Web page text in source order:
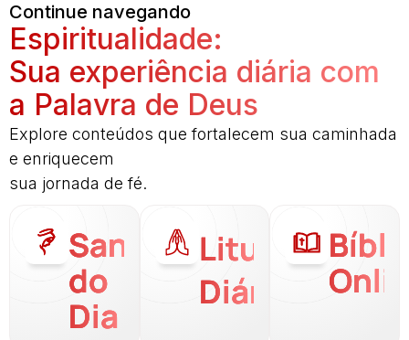
Continue navegando
Espiritualidade:
Sua experiência diária com
a Palavra de Deus
Explore conteúdos que fortalecem sua caminhada
e enriquecem
sua jornada de fé.
Santo
do
Dia
Liturgia
Diária